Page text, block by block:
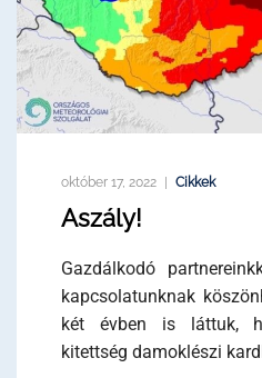
október 17, 2022 Cikkek
Aszály!
Gazdálkodó
kapcsolatunknak
két évben is láttuk,
kitettség damoklészi